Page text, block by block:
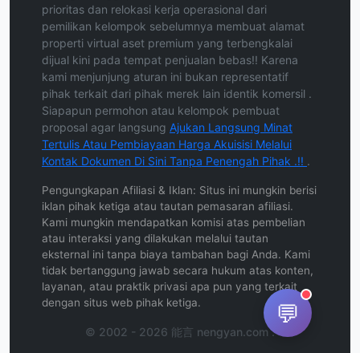
prioritas dan relokasi kerja operasional dari
pemilikan kelompok sebelumnya membuat alamat
properti virtual aset premium yang terbengkalai
dijual kini pada tempat penjualan bebas!! Karena
kami menjunjung aturan ini bukan representatif
pihak terkait dari pihak merek lain identik komersil .
Siapapun permohon atau kelompok pembuat
proposal agar langsung Ajukan Langsung Minat
Tertulis Atau Pembiayaan Harga Akuisisi Melalui
Kontak Dokumen Di Sini Tanpa Penengah Pihak .!! .
Pengungkapan Afiliasi & Iklan: Situs ini mungkin berisi
iklan pihak ketiga atau tautan pemasaran afiliasi.
Kami mungkin mendapatkan komisi atas pembelian
atau interaksi yang dilakukan melalui tautan
eksternal ini tanpa biaya tambahan bagi Anda. Kami
tidak bertanggung jawab secara hukum atas konten,
layanan, atau praktik privasi apa pun yang terkait
dengan situs web pihak ketiga.
© 2002 - 2026 能言 nengyan.com .
💬